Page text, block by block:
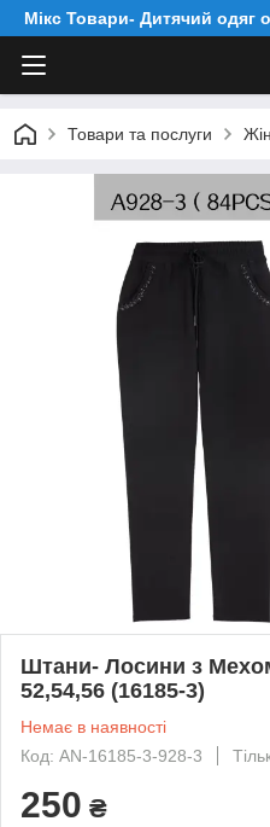
Мікс Товари- Дитячий одяг
Товари та послуги
Штани- Лосини з
52,54,56 (16185-3)
Немає в наявності
Код: AN-16185-3-928-3
250 ₴